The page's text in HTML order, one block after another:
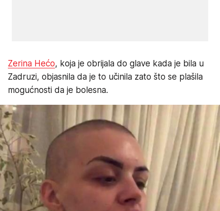
Zerina Hećo, koja je obrijala do glave kada je bila u
Zadruzi, objasnila da je to učinila zato što se plašila
mogućnosti da je bolesna.